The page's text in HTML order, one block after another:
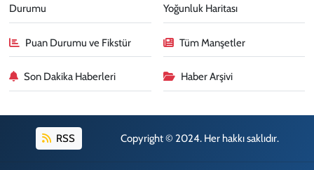
Erman Eczanesi
KARAHASANLI MAH. 2040 SOK. NO:11 B
0 (258) 361 43 49 Yol Tarifi Al
Durumu
Yoğunluk Haritası
Puan Durumu ve Fikstür Tüm Manşetler
Son Dakika Haberleri Haber Arşivi
RSS Copyright © 2024. Her hakkı saklıdır.